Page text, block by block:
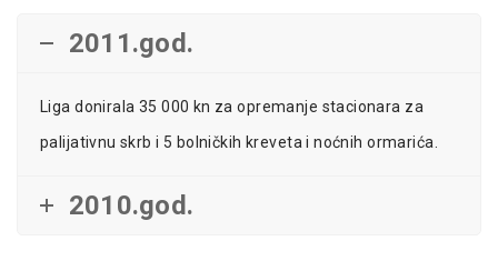
2011.god.
Liga donirala 35 000 kn za opremanje stacionara za
palijativnu skrb i 5 bolničkih kreveta i noćnih ormarića.
2010.god.